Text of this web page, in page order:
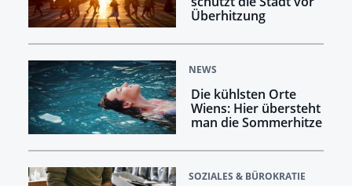
Überhitzung
NEWS
Die kühlsten Orte
Wiens: Hier übersteht
man die Sommerhitze
SOZIALES & BÜROKRATIE